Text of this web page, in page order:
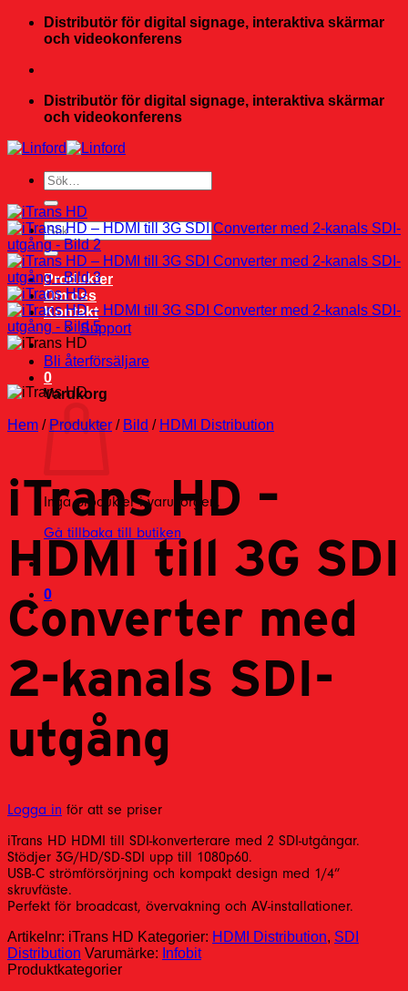
Skip
Distributör för digital signage, interaktiva skärmar
och videokonferens
Distributör för digital signage, interaktiva skärmar
och videokonferens
Sök
efter:
Sök
efter:
Produkter
Om oss
Kontakt
Support
Bli återförsäljare
0
Varukorg
Inga produkter i varukorgen.
Gå tillbaka till butiken
0
Hem / Produkter / Bild / HDMI Distribution
iTrans HD –
HDMI till 3G SDI
Converter med
2-kanals SDI-
utgång
Logga in för att se priser
iTrans HD HDMI till SDI-konverterare med 2 SDI-utgångar.
Stödjer 3G/HD/SD-SDI upp till 1080p60.
USB-C strömförsörjning och kompakt design med 1/4”
skruvfäste.
Perfekt för broadcast, övervakning och AV-installationer.
Artikelnr: iTrans HD Kategorier: HDMI Distribution, SDI
Distribution Varumärke: Infobit
Produktkategorier